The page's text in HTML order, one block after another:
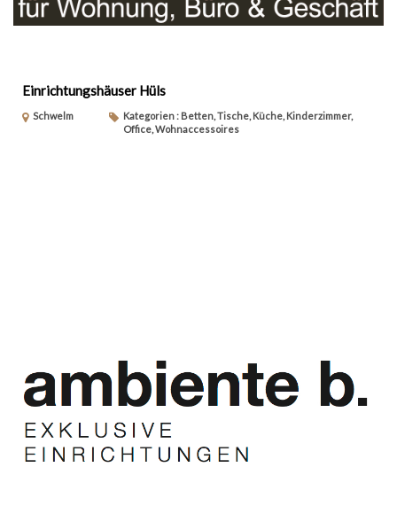
Einrichtungshäuser Hüls
Schwelm
Kategorien : Betten, Tische, Küche, Kinderzimmer,
Office, Wohnaccessoires